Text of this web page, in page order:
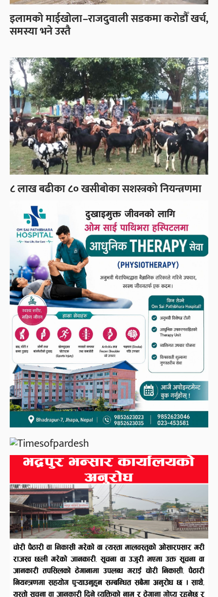
इलामको माईखोला–राजदुवाली सडकमा करोडौँ खर्च,
समस्या भने उस्तै
८ लाख बढीका ८० खसीबोका सशस्त्रको नियन्त्रणमा